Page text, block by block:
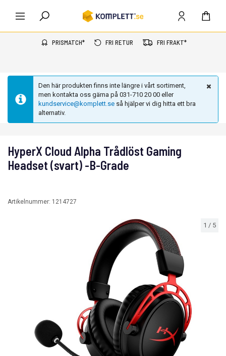
PRISMATCH* FRI RETUR FRI FRAKT*
Den här produkten finns inte längre i vårt sortiment,
men kontakta oss gärna på 031-710 20 00 eller
kundservice@komplett.se så hjälper vi dig hitta ett bra
alternativ.
1 / 5
HyperX Cloud Alpha Trådlöst Gaming
Headset (svart) -B-Grade
Artikelnummer: 1214727